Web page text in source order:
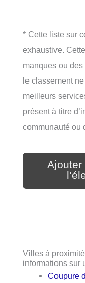
* Cette liste sur
exhaustive.
manques ou des
le classement
meilleurs
présent à titre
communauté ou
Ajouter
Villes à
informations sur
Coupure